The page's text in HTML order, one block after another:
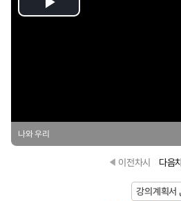
Play
나와 우리
이전차시 다음
강의계획서